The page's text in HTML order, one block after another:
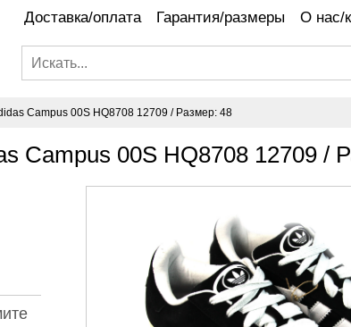
Доставка/оплата Гарантия/размеры О нас/
Campus 00S HQ8708 12709 / Размер: 48
Campus 00S HQ8708 12709 /